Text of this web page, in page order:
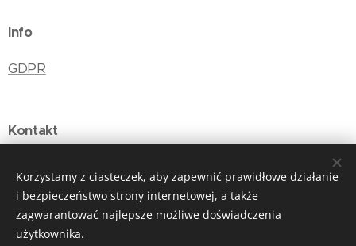
Info
GDPR
Kontakt
Korzystamy z ciasteczek, aby zapewnić prawidłowe działanie
i bezpieczeństwo strony internetowej, a także
zagwarantować najlepsze możliwe doświadczenia
użytkownika.